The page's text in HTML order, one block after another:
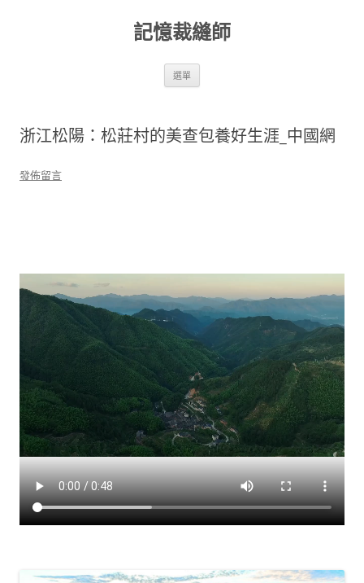
記憶裁縫師
選單
浙江松陽：松莊村的美查包養好生涯_中國網
發佈留言